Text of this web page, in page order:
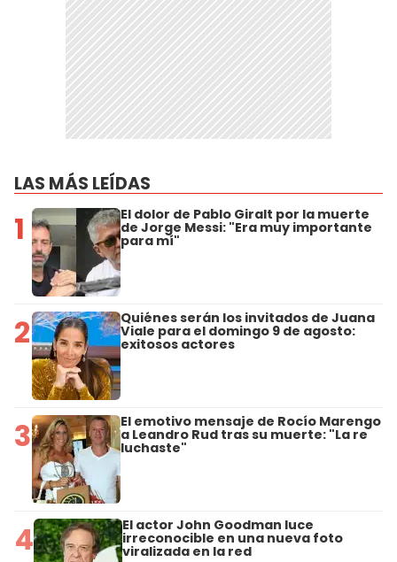
LAS MÁS LEÍDAS
1 El dolor de Pablo Giralt por la muerte
de Jorge Messi: "Era muy importante
para mí"
2 Quiénes serán los invitados de Juana
Viale para el domingo 9 de agosto:
exitosos actores
3 El emotivo mensaje de Rocío Marengo
a Leandro Rud tras su muerte: "La re
luchaste"
4 El actor John Goodman luce
irreconocible en una nueva foto
viralizada en la red